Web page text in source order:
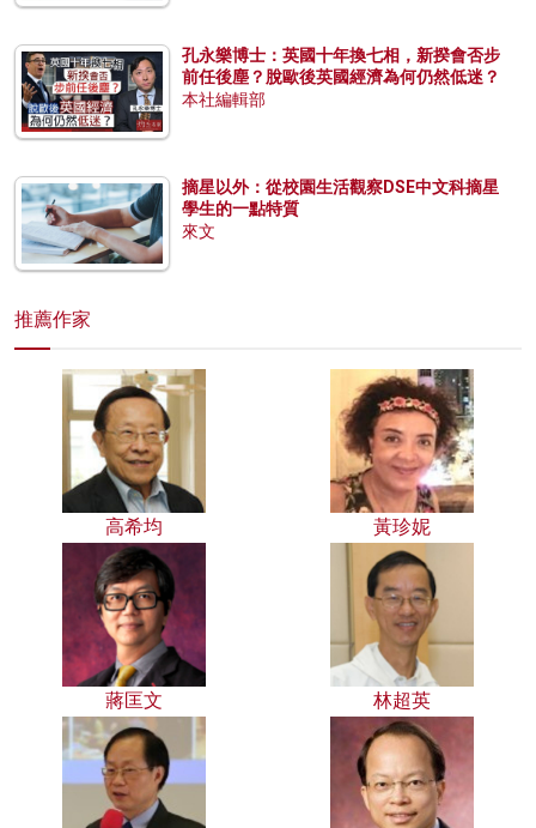
孔永樂博士：英國十年換七相，新揆會否步
前任後塵？脫歐後英國經濟為何仍然低迷？
本社編輯部
摘星以外：從校園生活觀察DSE中文科摘星
學生的一點特質
來文
推薦作家
高希均 黃珍妮
蔣匡文 林超英